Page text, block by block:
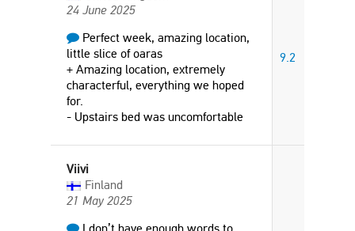
24 June 2025
Perfect week, amazing location,
little slice of oaras
+ Amazing location, extremely
characterful, everything we hoped
for.
- Upstairs bed was uncomfortable
9.2
Viivi
Finland
21 May 2025